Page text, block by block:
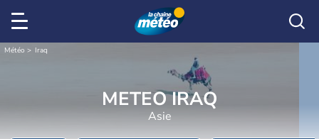
Météo Iraq
METEO IRAQ
Asie